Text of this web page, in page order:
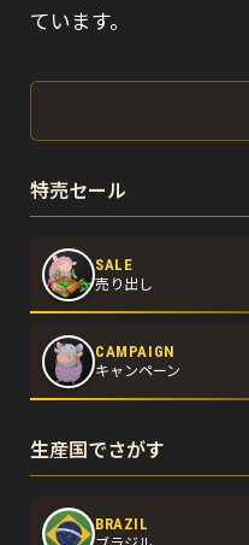
ています。
特売セール
SALE
売り出し
CAMPAIGN
キャンペーン
生産国でさがす
BRAZIL